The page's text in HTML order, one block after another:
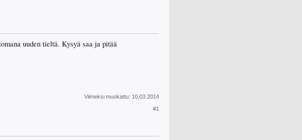
uuden tieltä. Kysyä saa ja pitää
Viimeksi muokattu: 10.03.2014
#1